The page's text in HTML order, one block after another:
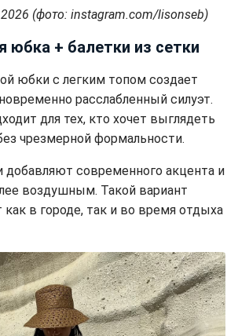
(фото: instagram.com/lisonseb)
юбка + балетки из сетки
юбки с легким топом создает
расслабленный силуэт.
для тех, кто хочет выглядеть
чрезмерной формальности.
добавляют современного акцента и
воздушным. Такой вариант
в городе, так и во время отдыха